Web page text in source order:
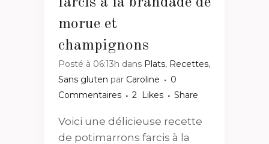
morue et
champignons
Posté à 06:13h dans Plats, Recettes,
Sans gluten par Caroline
0
Commentaires
2 Likes Share
Voici une délicieuse recette
de potimarrons farcis à la